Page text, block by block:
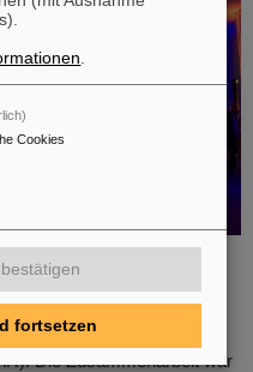
der Technischen
Europäische
zum zweiten Mal
on Technology,
Die Zusammenarbeit war
Cookies
fortsetzen